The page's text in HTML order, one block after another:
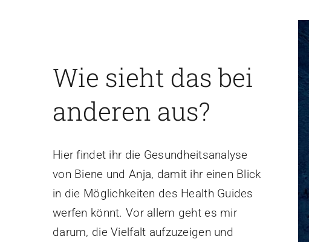
Wie sieht das bei
anderen aus?
Hier findet ihr die Gesundheitsanalyse
von Biene und Anja, damit ihr einen Blick
in die Möglichkeiten des Health Guides
werfen könnt. Vor allem geht es mir
darum, die Vielfalt aufzuzeigen und